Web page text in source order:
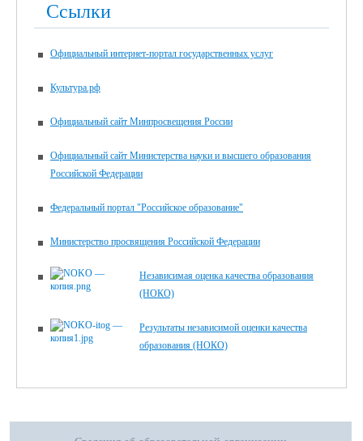
Ссылки
Официальный интернет-портал государственных услуг
Культура.рф
Официальный сайт Минпросвещения России
Официальный сайт Министерства науки и высшего образования
Российской Федерации
Федеральный портал "Российское образование"
Министерство просвящения Российской Федерации
Независимая оценка качества образования
(НОКО)
Результаты независимой оценки качества
образования (НОКО)